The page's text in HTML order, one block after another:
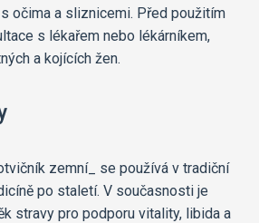
očima a sliznicemi. Před použitím
s lékařem nebo lékárníkem,
a kojících žen.
zemní_ se používá v tradiční
po staletí. V současnosti je
stravy pro podporu vitality, libida a